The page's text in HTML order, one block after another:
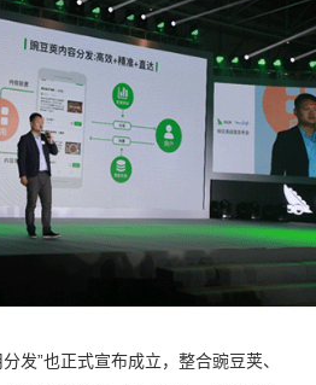
发”也正式宣布成立，整合豌豆荚、